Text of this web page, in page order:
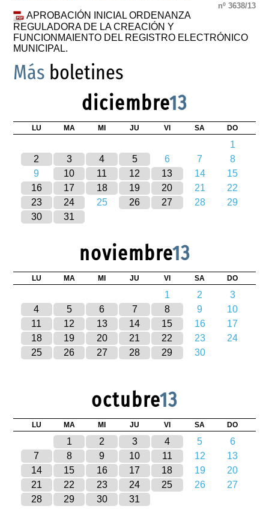
nº 3638/13
APROBACIÓN INICIAL ORDENANZA
REGULADORA DE LA CREACIÓN Y
FUNCIONMAIENTO DEL REGISTRO ELECTRÓNICO
MUNICIPAL.
Más boletines
diciembre13
LU MA MI JU VI SA DO
1
2
3 4 5 6 7
8
9
10 11 12 13 14
15
16
17 18 19 20 21
22
23
24 25 26 27 28
29
30
31
noviembre13
LU MA MI JU VI SA DO
1 2
3
4
5 6 7 8 9
10
11
12 13 14 15 16
17
18
19 20 21 22 23
24
25
26 27 28 29 30
octubre13
LU MA MI JU VI SA DO
1 2 3 4 5
6
7
8 9 10 11 12
13
14
15 16 17 18 19
20
21
22 23 24 25 26
27
28
29 30 31